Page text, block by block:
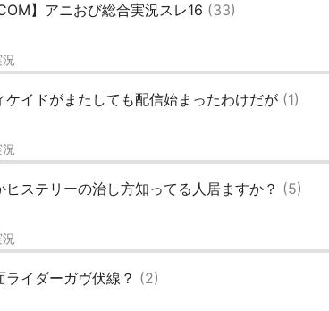
】アニおび総合実況スレ16 (33)
ケイドがまたしても配信始まったわけだが (1)
ヒステリーの治し方知ってる人居ますか？ (5)
ライダーガヴ伏線？ (2)